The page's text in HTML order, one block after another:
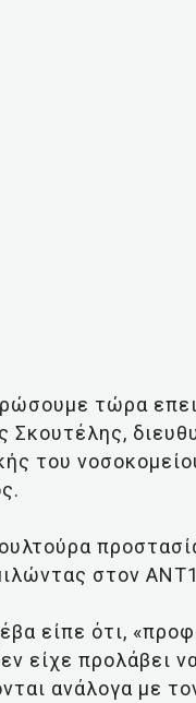
τώρα
Σκουτέλης,
του
στον
είπε ότι,
είχε προλάβει
ανάλογα με